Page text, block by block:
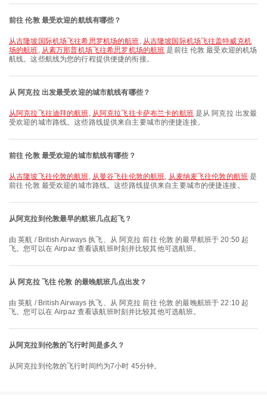
前往 伦敦 最受欢迎的航线有哪些？
从吉隆坡国际机场飞往希思罗机场的航班, 从吉隆坡国际机场飞往盖特威克机
场的航班, 从素万那普机场飞往希思罗机场的航班 是前往 伦敦 最受欢迎的机场
航线。这些航线为您的行程提供便捷的衔接。
从 阿克拉 出发最受欢迎的城市航线有哪些？
从阿克拉飞往迪拜的航班, 从阿克拉飞往卡萨布兰卡的航班是从 阿克拉 出发最
受欢迎的城市路线。这些路线提供来自主要城市的便捷连接。
前往 伦敦 最受欢迎的城市航线有哪些？
从吉隆坡飞往伦敦的航班, 从曼谷飞往伦敦的航班, 从麦纳麦飞往伦敦的航班 是
前往 伦敦 最受欢迎的城市路线。这些路线提供来自主要城市的便捷连接。
从阿克拉到伦敦最早的航班几点起飞？
由 英航 / British Airways 执飞、从 阿克拉 前往 伦敦 的最早航班于 20:50 起
飞。您可以在 Airpaz 查看该航班时刻并比较其他可选航班。
从 阿克拉 飞往 伦敦 的最晚航班几点出发？
由 英航 / British Airways 执飞、从 阿克拉 前往 伦敦 的最晚航班于 22:10 起
飞。您可以在 Airpaz 查看该航班时刻并比较其他可选航班。
从阿克拉到伦敦的飞行时间是多久？
从阿克拉到伦敦的飞行时间约为7小时 45分钟。